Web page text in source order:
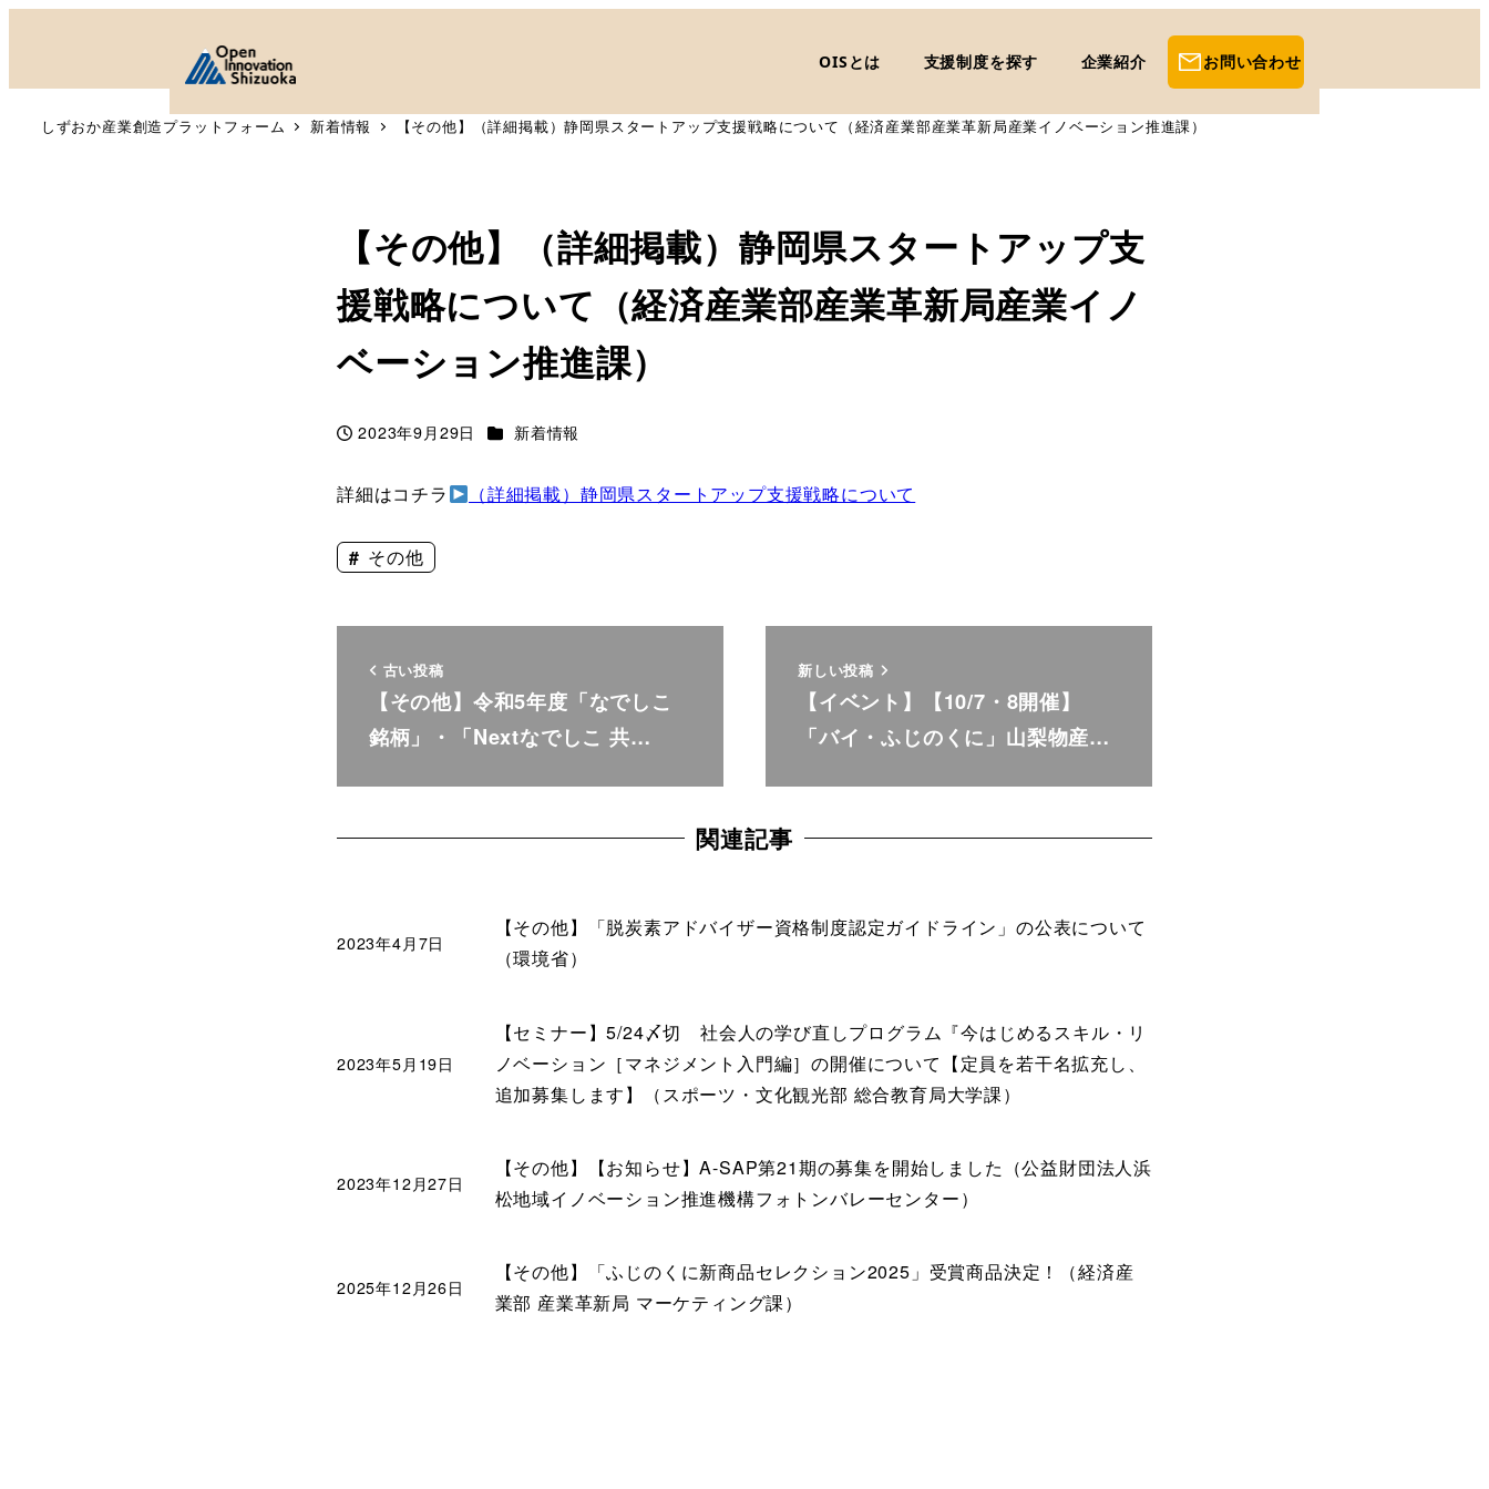
OISとは 支援制度を探す 企業紹介 お問い合わせ
しずおか産業創造プラットフォーム 新着情報 【その他】（詳細掲載）静岡県スタートアップ支援戦略について（経済産業部産業革新局産業イノベーション推進課）
【その他】（詳細掲載）静岡県スタートアップ支
援戦略について（経済産業部産業革新局産業イノ
ベーション推進課）
投稿日
2023年9月29日 カテゴリー
新着情報
詳細はコチラ （詳細掲載）静岡県スタートアップ支援戦略について
その他
古い投稿
【その他】令和5年度「なでしこ
銘柄」・「Nextなでしこ 共…
新しい投稿
【イベント】【10/7・8開催】
「バイ・ふじのくに」山梨物産…
関連記事
【その他】「脱炭素アドバイザー資格制度認定ガイドライン」の公表について
（環境省）
2023年4月7日
【セミナー】5/24〆切 社会人の学び直しプログラム『今はじめるスキル・リ
ノベーション［マネジメント入門編］の開催について【定員を若干名拡充し、
追加募集します】（スポーツ・文化観光部 総合教育局大学課）
2023年5月19日
【その他】【お知らせ】A-SAP第21期の募集を開始しました（公益財団法人浜
松地域イノベーション推進機構フォトンバレーセンター）
2023年12月27日
【その他】「ふじのくに新商品セレクション2025」受賞商品決定！（経済産
業部 産業革新局 マーケティング課）
2025年12月26日